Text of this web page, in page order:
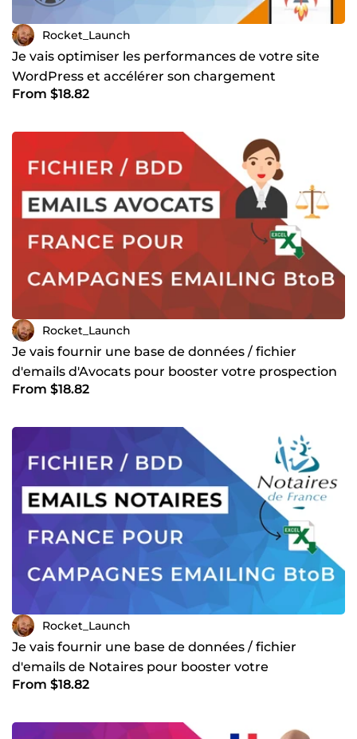
Rocket_Launch
Je vais optimiser les performances de votre site
WordPress et accélérer son chargement
From $18.82
Rocket_Launch
Je vais fournir une base de données / fichier
d'emails d'Avocats pour booster votre prospection
BtoB
From $18.82
Rocket_Launch
Je vais fournir une base de données / fichier
d'emails de Notaires pour booster votre
prospection BtoB
From $18.82